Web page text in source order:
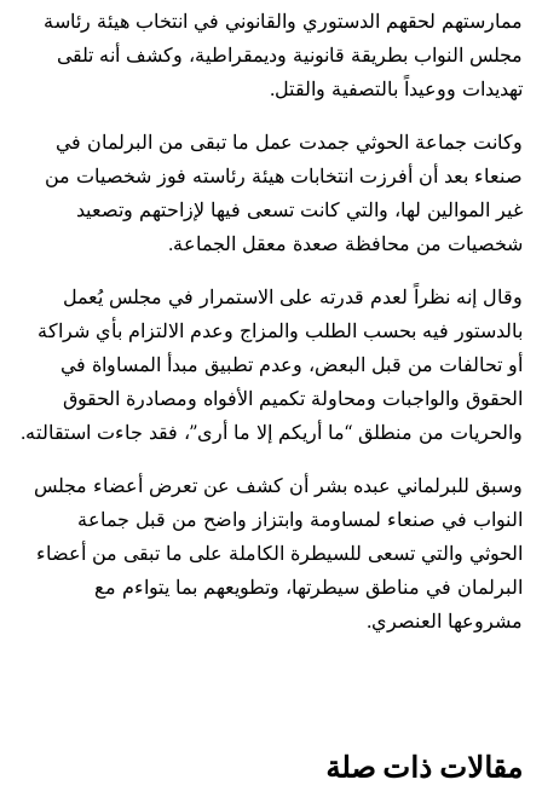
ممارستهم لحقهم الدستوري والقانوني في انتخاب هيئة رئاسة
مجلس النواب بطريقة قانونية وديمقراطية، وكشف أنه تلقى
تهديدات ووعيداً بالتصفية والقتل.
وكانت جماعة الحوثي جمدت عمل ما تبقى من البرلمان في
صنعاء بعد أن أفرزت انتخابات هيئة رئاسته فوز شخصيات من
غير الموالين لها، والتي كانت تسعى فيها لإزاحتهم وتصعيد
شخصيات من محافظة صعدة معقل الجماعة.
وقال إنه نظراً لعدم قدرته على الاستمرار في مجلس يُعمل
بالدستور فيه بحسب الطلب والمزاج وعدم الالتزام بأي شراكة
أو تحالفات من قبل البعض، وعدم تطبيق مبدأ المساواة في
الحقوق والواجبات ومحاولة تكميم الأفواه ومصادرة الحقوق
والحريات من منطلق “ما أريكم إلا ما أرى”، فقد جاءت استقالته.
وسبق للبرلماني عبده بشر أن كشف عن تعرض أعضاء مجلس
النواب في صنعاء لمساومة وابتزاز واضح من قبل جماعة
الحوثي والتي تسعى للسيطرة الكاملة على ما تبقى من أعضاء
البرلمان في مناطق سيطرتها، وتطويعهم بما يتواءم مع
مشروعها العنصري.
مقالات ذات صلة